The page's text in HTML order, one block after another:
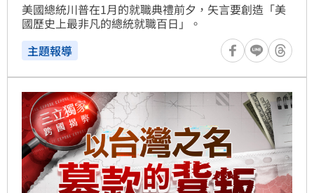
美國總統川普在1月的就職典禮前夕，矢言要創造「美
國歷史上最非凡的總統就職百日」。
主題報導